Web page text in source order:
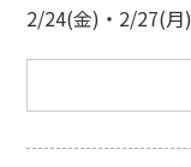
2/24(金)・2/27(月
合の良い日時で
00(受付開始時間
9：45)
対象学